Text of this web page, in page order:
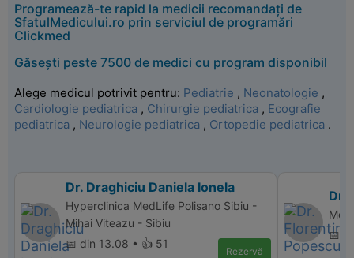
Programează-te rapid la medicii recomandați de
SfatulMedicului.ro prin serviciul de programări
Clickmed
Găsești peste 7500 de medici cu program disponibil
Alege medicul potrivit pentru: Pediatrie , Neonatologie ,
Cardiologie pediatrica , Chirurgie pediatrica , Ecografie
pediatrica , Neurologie pediatrica , Ortopedie pediatrica .
Dr. Draghiciu Daniela Ionela
Hyperclinica MedLife Polisano Sibiu -
Mihai Viteazu - Sibiu
📅 din 13.08 • 👍 51
Rezervă
Dr.
📅